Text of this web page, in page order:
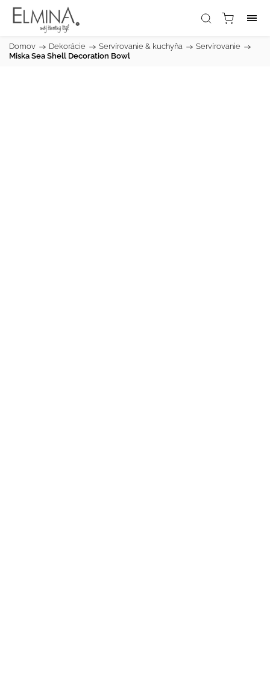
Domov / Dekorácie / Servírovanie & kuchyňa / Servírovanie /
Miska Sea Shell Decoration Bowl